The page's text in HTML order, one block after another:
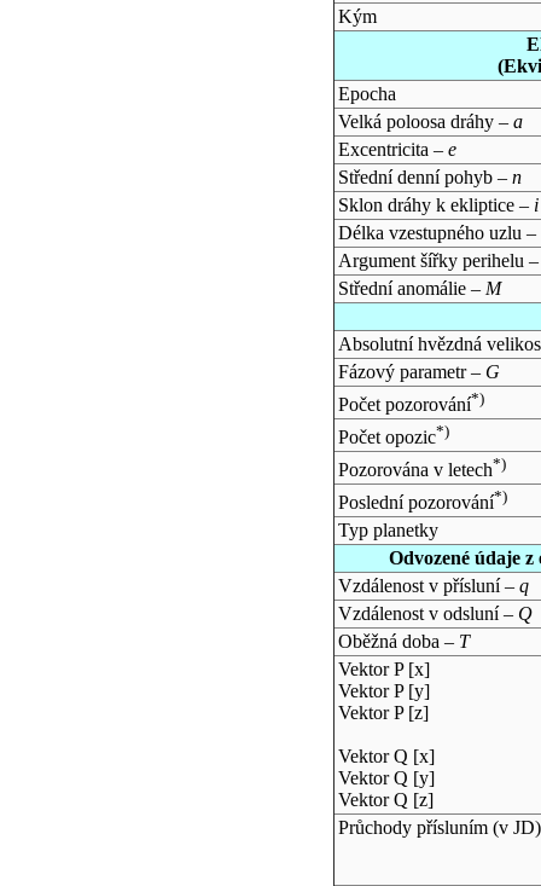
Kým
Epocha
Velká poloosa dráhy – a
Excentricita – e
Střední denní pohyb – n
Sklon dráhy k ekliptice – i
Délka vzestupného uzlu –
Argument šířky perihelu
Střední anomálie – M
Absolutní hvězdná
Fázový parametr – G
Počet pozorování*)
Počet opozic*)
Pozorována v letech*)
Poslední pozorování*)
Typ planetky
Odvozené údaje
Vzdálenost v přísluní – q
Vzdálenost v odsluní – Q
Oběžná doba – T
Vektor P [x]
Vektor P [y]
Vektor P [z]
Vektor Q [x]
Vektor Q [y]
Vektor Q [z]
Průchody přísluním (v JD)